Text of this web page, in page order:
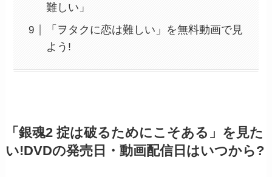
難しい」
「ヲタクに恋は難しい」を無料動画で見
よう!
「銀魂2 掟は破るためにこそある」を見た
い!DVDの発売日・動画配信日はいつから?